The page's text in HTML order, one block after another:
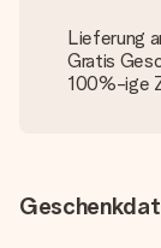
Lieferung
Gratis
100%-ige